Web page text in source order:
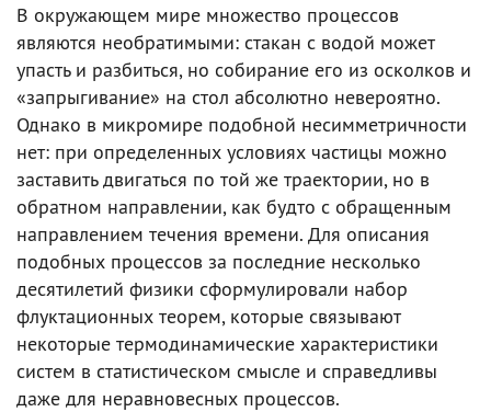
В окружающем мире множество процессов
являются необратимыми: стакан с водой может
упасть и разбиться, но собирание его из осколков и
«запрыгивание» на стол абсолютно невероятно.
Однако в микромире подобной несимметричности
нет: при определенных условиях частицы можно
заставить двигаться по той же траектории, но в
обратном направлении, как будто с обращенным
направлением течения времени. Для описания
подобных процессов за последние несколько
десятилетий физики сформулировали набор
флуктационных теорем, которые связывают
некоторые термодинамические характеристики
систем в статистическом смысле и справедливы
даже для неравновесных процессов.